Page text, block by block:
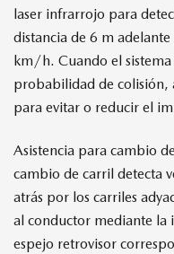
laser infrarrojo para
distancia de 6 m
km/h. Cuando el
probabilidad de colisión,
para evitar o reducir el
Asistencia para cambio
cambio de carril detecta
atrás por los carriles
al conductor mediante la
espejo retrovisor